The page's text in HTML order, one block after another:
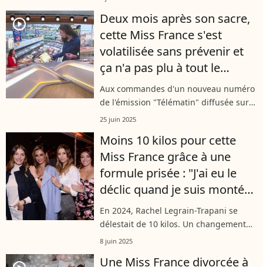
seulement après le début de leur...
player2
Deux mois après son sacre,
cette Miss France s'est
volatilisée sans prévenir et
ça n'a pas plu à tout le
monde : "J'ai éteint le
téléphone"
Aux commandes d'un nouveau numéro
de l'émission "Télématin" diffusée sur
France 2 ce mercredi 25 juin 2025,
son plateau une ancienne Miss
France....
25 juin 2025
Moins 10 kilos pour cette
Miss France grâce à une
formule prisée : "J'ai eu le
déclic quand je suis montée
sur la balance"
En 2024, Rachel Legrain-Trapani se
délestait de 10 kilos. Un changement
de silhouette que la Miss France 2007 a
reçu de nombreuses interrogations....
8 juin 2025
Une Miss France divorcée à